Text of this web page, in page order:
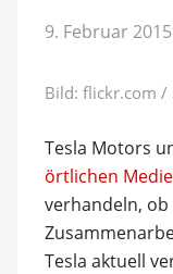
9. Februar 2015
Bild: flickr.com /
Tesla Motors
örtlichen
verhandeln,
Tesla aktuell